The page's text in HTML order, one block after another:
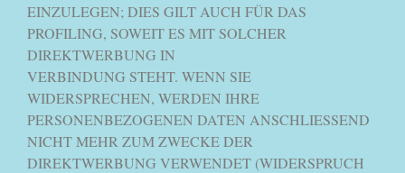
EINZULEGEN; DIES GILT AUCH FÜR DAS
PROFILING, SOWEIT ES MIT SOLCHER
DIREKTWERBUNG IN
VERBINDUNG STEHT. WENN SIE
WIDERSPRECHEN, WERDEN IHRE
PERSONENBEZOGENEN DATEN ANSCHLIESSEND
NICHT MEHR ZUM ZWECKE DER
DIREKTWERBUNG VERWENDET (WIDERSPRUCH